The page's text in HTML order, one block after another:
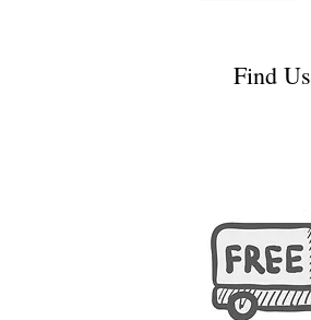
Find